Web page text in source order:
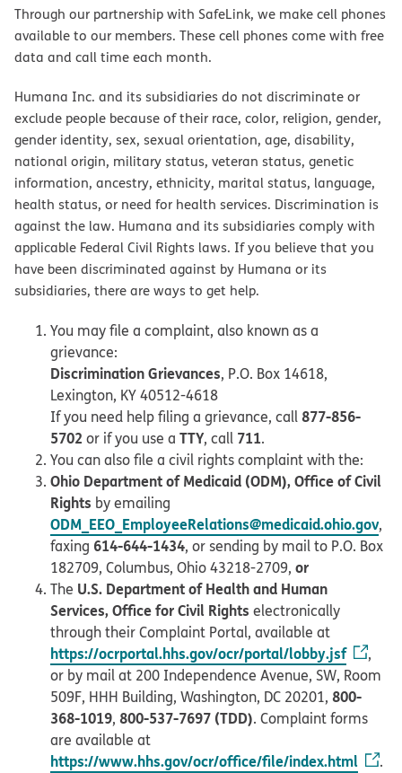
Through our partnership with SafeLink, we make cell phones
available to our members. These cell phones come with free
data and call time each month.
Humana Inc. and its subsidiaries do not discriminate or
exclude people because of their race, color, religion, gender,
gender identity, sex, sexual orientation, age, disability,
national origin, military status, veteran status, genetic
information, ancestry, ethnicity, marital status, language,
health status, or need for health services. Discrimination is
against the law. Humana and its subsidiaries comply with
applicable Federal Civil Rights laws. If you believe that you
have been discriminated against by Humana or its
subsidiaries, there are ways to get help.
You may file a complaint, also known as a
grievance:
Discrimination Grievances, P.O. Box 14618,
Lexington, KY 40512-4618
If you need help filing a grievance, call877-856-
5702 or if you use a TTY, call 711.
You can also file a civil rights complaint with the:
Ohio Department of Medicaid (ODM), Office of Civil
Rights by emailing
ODM_EEO_EmployeeRelations@medicaid.ohio.gov,
faxing 614-644-1434, or sending by mail to P.O. Box
182709, Columbus, Ohio 43218-2709, or
The U.S. Department of Health and Human
Services, Office for Civil Rights electronically
through their Complaint Portal, available at
https://ocrportal.hhs.gov/ocr/portal/lobby.jsf
,
or by mail at 200 Independence Avenue, SW, Room
509F, HHH Building, Washington, DC 20201, 800-
368-1019, 800-537-7697 (TDD). Complaint forms
are available at
https://www.hhs.gov/ocr/office/file/index.html .